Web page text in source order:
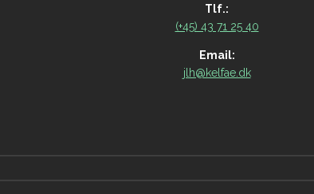
Tlf.:
(+45) 43 71 25 40
Email:
jlh@kelfae.dk